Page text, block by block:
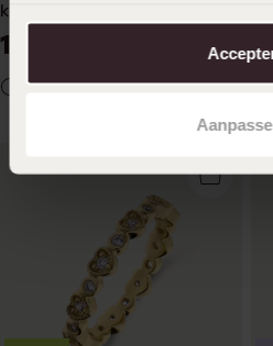
aanpassen. Lees er meer over
kinderring wit kristal
14
+9